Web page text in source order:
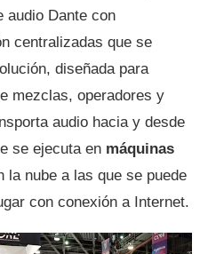
audio Dante con
centralizadas que se
diseñada para
mezclas, operadores y
audio hacia y desde
se ejecuta en máquinas
la nube a las que se puede
con conexión a Internet.